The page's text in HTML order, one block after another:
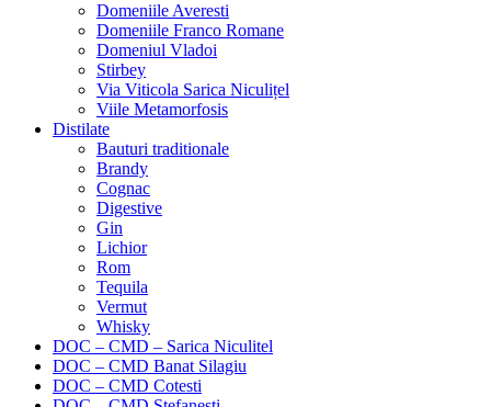
Domeniile Averesti
Domeniile Franco Romane
Domeniul Vladoi
Stirbey
Via Viticola Sarica Niculițel
Viile Metamorfosis
Distilate
Bauturi traditionale
Brandy
Cognac
Digestive
Gin
Lichior
Rom
Tequila
Vermut
Whisky
DOC – CMD – Sarica Niculitel
DOC – CMD Banat Silagiu
DOC – CMD Cotesti